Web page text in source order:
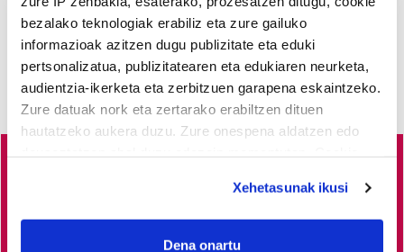
bezalako teknologiak erabiliz eta zure gailuko
informazioak azitzen dugu publizitate eta eduki
pertsonalizatua, publizitatearen eta edukiaren neurketa,
audientzia-ikerketa eta zerbitzuen garapena eskaintzeko.
Zure datuak nork eta zertarako erabiltzen dituen
hautatzeko aukera duzu. Zure onespena aldatzen edo
If you allow, we would also like to:
Collect information about your geographical
Xehetasunak ikusi
Dena onartu
albisteak euskaraz, libre eta kalitatez